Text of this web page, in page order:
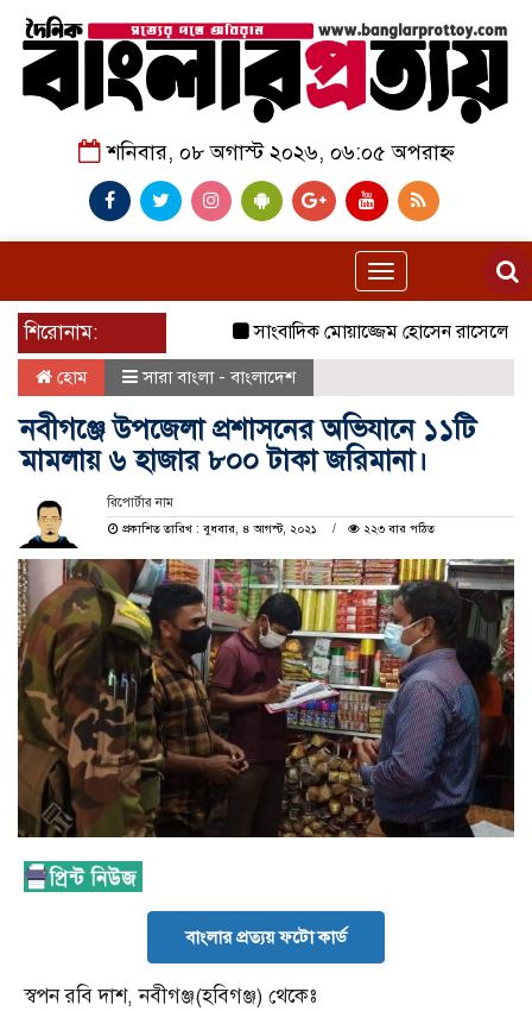
শনিবার, ০৮ অগাস্ট ২০২৬, ০৬:০৫ অপরাহ্ন
Toggle
navigation
শিরোনাম:
সাংবাদিক মোয়াজ্জেম হোসেন রাসেলের
হোম সারা বাংলা - বাংলাদেশ
নবীগঞ্জে উপজেলা প্রশাসনের অভিযানে ১১টি
মামলায় ৬ হাজার ৮০০ টাকা জরিমানা।
রিপোর্টার নাম
প্রকাশিত তারিখ : বুধবার, ৪ আগস্ট, ২০২১
২২৩ বার পঠিত
বাংলার প্রত্যয় ফটো কার্ড
স্বপন রবি দাশ, নবীগঞ্জ(হবিগঞ্জ) থেকেঃ